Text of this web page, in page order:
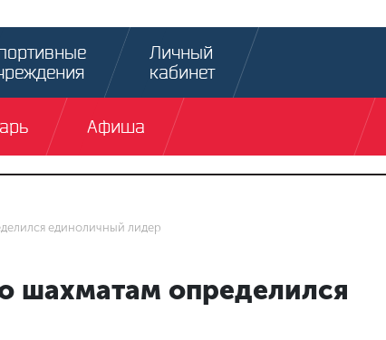
Личный
кабинет
Афиша
единоличный лидер
шахматам определился